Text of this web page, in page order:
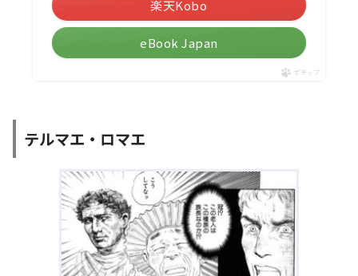
楽天Kobo
eBook Japan
ポチップ
テルマエ・ロマエ